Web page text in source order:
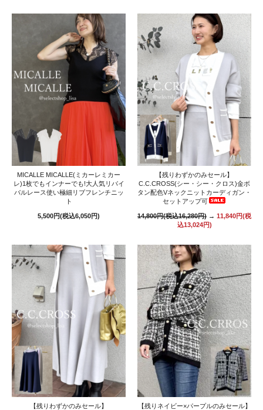
MICALLE MICALLE(ミカーレミカー
レ)1枚でもインナーでも!大人気リバイ
バルレース使い極細リブフレンチニッ
ト
5,500円(税込6,050円)
【残りわずかのみセール】
C.C.CROSS(シー・シー・クロス)金ボ
タン配色Vネックニットカーディガン・
セットアップ可
14,800円(税込16,280円) → 11,840円(税
込13,024円)
【残りわずかのみセール】
【残りネイビー×パープルのみセール】